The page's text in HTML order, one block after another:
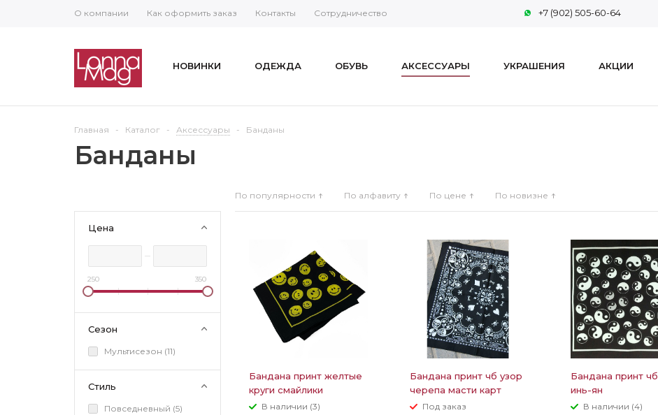
О компании Как оформить заказ Контакты Сотрудничество +7 (902) 505-60-64
НОВИНКИ ОДЕЖДА ОБУВЬ АКСЕССУАРЫ УКРАШЕНИЯ АКЦИИ
Главная - Каталог - Аксессуары - Банданы
Банданы
Цена
250 350
Сезон
Мультисезон (11)
Стиль
Повседневный (5)
По популярности По алфавиту По цене По новизне
Бандана принт желтые
круги смайлики
В наличии (3)
Бандана принт чб узор
черепа масти карт
Под заказ
Бандана принт чб
инь-ян
В наличии (4)